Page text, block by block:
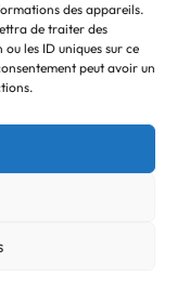
des appareils.
de traiter des
les ID uniques sur ce
peut avoir un